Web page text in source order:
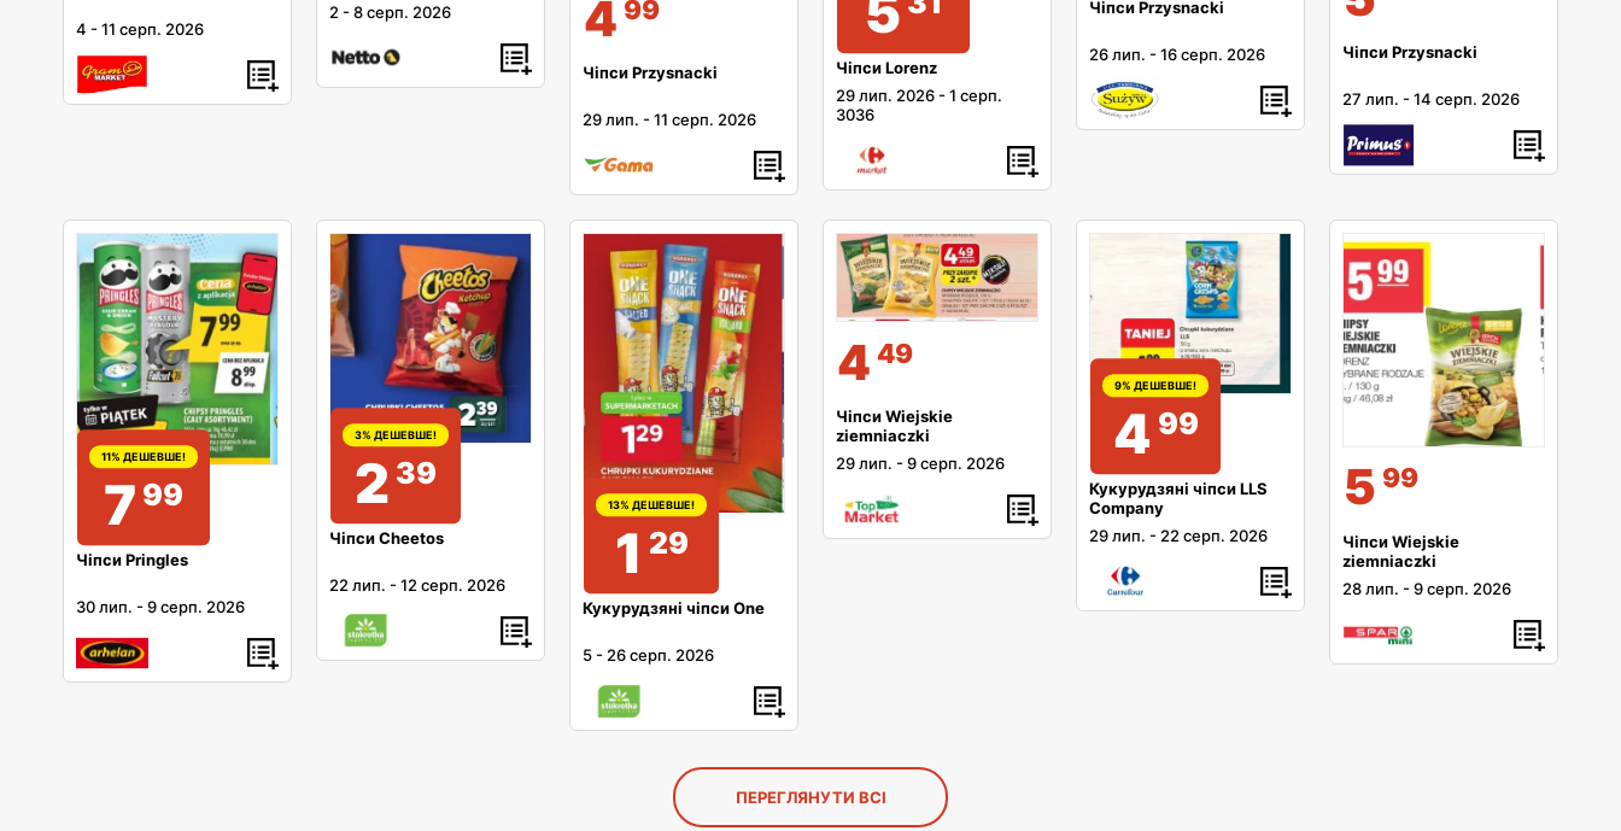
4 -11 серп. 2026
2 -8 серп. 2026 4 99
Чіпси Przysnacki
29 лип. -11 серп. 2026
Чіпси Lorenz
29 лип. 2026 -1 серп.
3036
Чіпси Przysnacki
26 лип. -16 серп. 2026 Чіпси Przysnacki
27 лип. -14 серп. 2026
11% ДЕШЕВШЕ!
7 99
Чіпси Pringles
30 лип. -9 серп. 2026
3% ДЕШЕВШЕ!
2 39
Чіпси Cheetos
22 лип. -12 серп. 2026
13% ДЕШЕВШЕ!
1 29
Кукурудзяні чіпси One
5 - 26 серп. 2026
4 49
Чіпси Wiejskie
ziemniaczki
29 лип. -9 серп. 2026
9% ДЕШЕВШЕ!
4 99
Кукурудзяні чіпси LLS
Company
29 лип. - 22 серп. 2026
5 99
Чіпси Wiejskie
ziemniaczki
28 лип. -9 серп. 2026
ПЕРЕГЛЯНУТИ ВСІ